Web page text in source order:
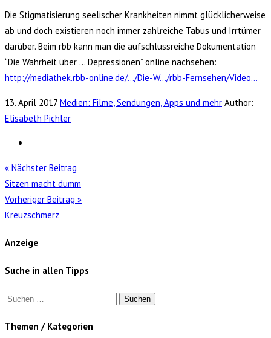
Die Stigmatisierung seelischer Krankheiten nimmt glücklicherweise
ab und doch existieren noch immer zahlreiche Tabus und Irrtümer
darüber. Beim rbb kann man die aufschlussreiche Dokumentation
“Die Wahrheit über … Depressionen” online nachsehen:
http://mediathek.rbb-online.de/…/Die-W…/rbb-Fernsehen/Video…
13. April 2017 Medien: Filme, Sendungen, Apps und mehr Author:
Elisabeth Pichler
« Nächster Beitrag
Sitzen macht dumm
Vorheriger Beitrag »
Kreuzschmerz
Anzeige
Suche in allen Tipps
Suchen
Themen / Kategorien